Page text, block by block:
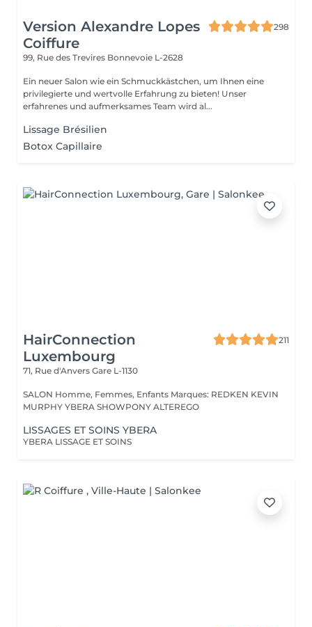
Version Alexandre Lopes
Coiffure
298
99, Rue des Trevires Bonnevoie L-2628
Ein neuer Salon wie ein Schmuckkästchen, um Ihnen eine
privilegierte und wertvolle Erfahrung zu bieten! Unser
erfahrenes und aufmerksames Team wird al...
Lissage Brésilien
Botox Capillaire
HairConnection
Luxembourg
211
71, Rue d'Anvers Gare L-1130
SALON Homme, Femmes, Enfants Marques: REDKEN KEVIN
MURPHY YBERA SHOWPONY ALTEREGO
LISSAGES ET SOINS YBERA
YBERA LISSAGE ET SOINS